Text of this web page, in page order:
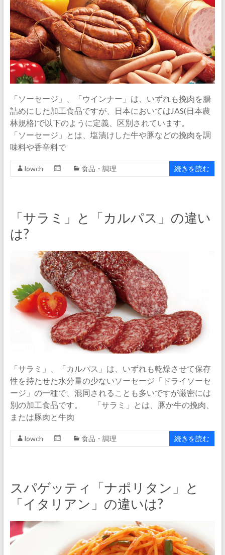
「ソーセージ」、「ウインナー」は、いずれも挽肉を腸
詰めにした加工食品ですが、日本においてはJAS(日本農
林規格)で以下のように定義、区別されています。
「ソーセージ」とは、塩漬けした牛や豚などの挽肉を調
味料や香辛料で
lowch 食品・調理 続きを読む
「サラミ」と「カルパス」の違い
は?
「サラミ」、「カルパス」は、いずれも乾燥させて保存
性を持たせた水分量の少ないソーセージ「ドライソーセ
ージ」の一種で、混同されることも多いですが厳密には
別の加工食品です。 「サラミ」とは、豚か牛の挽肉、
または豚肉と牛肉
lowch 食品・調理 続きを読む
スパゲッティ「ナポリタン」と
「イタリアン」の違いは?